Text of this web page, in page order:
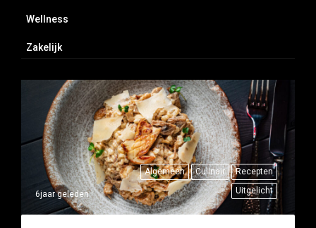
Wellness
Zakelijk
Algemeen Culinair
Recepten
Uitgelicht
6jaar geleden